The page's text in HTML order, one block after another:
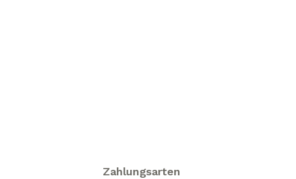
Zahlungsarten